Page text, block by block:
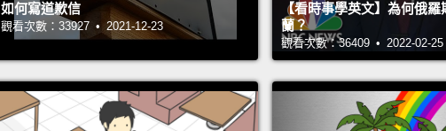
如何寫道歉信
觀看次數：33927 • 2021-12-23
【看時事學英文】為何俄
蘭？
觀看次數：36409 • 2022-02-25